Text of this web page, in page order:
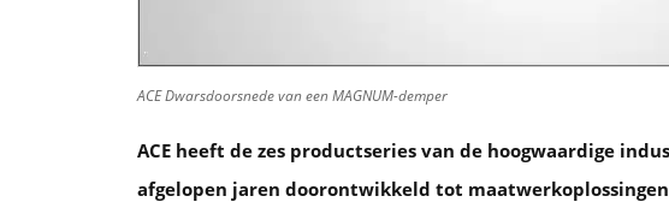
ACE Dwarsdoorsnede van een MAGNUM-demper
ACE heeft de zes productseries van de hoogwaardige
afgelopen jaren doorontwikkeld tot